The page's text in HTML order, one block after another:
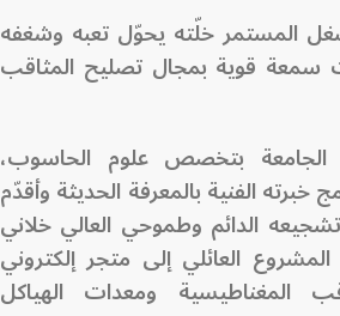
المستمر خلّته يحوّل تعبه وشغفه
سمعة قوية بمجال تصليح المثاقب
بتخصص علوم الحاسوب،
الفنية بالمعرفة الحديثة وأقدّم
تشجيعه الدائم وطموحي العالي خلاني
العائلي إلى متجر إلكتروني
المغناطيسية ومعدات الهياكل